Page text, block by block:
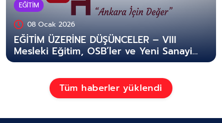
EĞİTİM
08 Ocak 2026
EĞİTİM ÜZERİNE DÜŞÜNCELER – VIII
Mesleki Eğitim, OSB’ler ve Yeni Sanayi
Dönemi: Nitelikli İnsan Gücünün Stratejik
Tüm haberler yüklendi